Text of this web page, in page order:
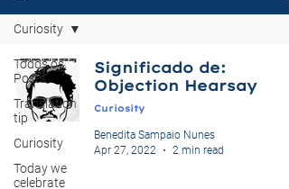
Todos os
Posts
Translation
tip
Curiosity
Today we
celebrate
Curiosity
Significado de:
Objection Hearsay
Curiosity
Benedita Sampaio Nunes
Apr 27, 2022
2 min read